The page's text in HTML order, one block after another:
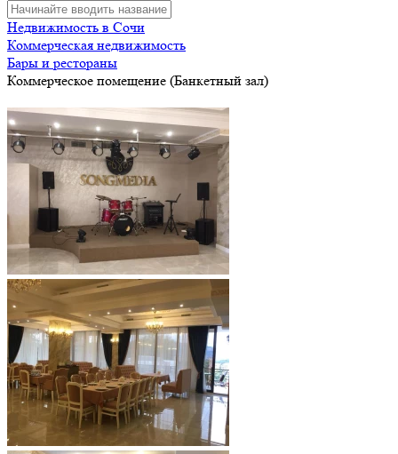
Недвижимость в Сочи
Коммерческая недвижимость
Бары и рестораны
Коммерческое помещение (Банкетный зал)